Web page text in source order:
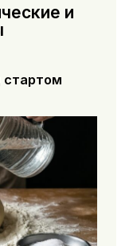
и
стартом